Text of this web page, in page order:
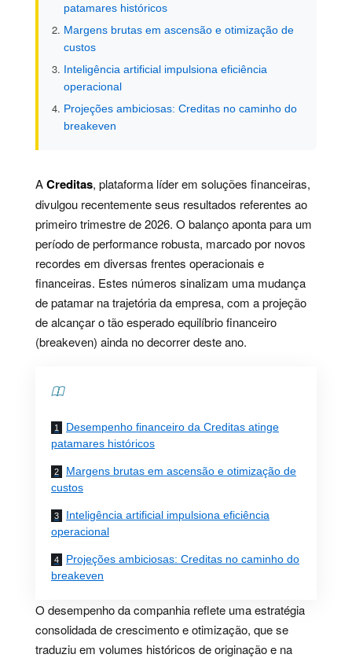
patamares históricos
Margens brutas em ascensão e otimização de
custos
Inteligência artificial impulsiona eficiência
operacional
Projeções ambiciosas: Creditas no caminho do
breakeven
ACreditas, plataforma líder em soluções financeiras,
divulgou recentemente seus resultados referentes ao
primeiro trimestre de 2026. O balanço aponta para um
período de performance robusta, marcado por novos
recordes em diversas frentes operacionais e
financeiras. Estes números sinalizam uma mudança
de patamar na trajetória da empresa, com a projeção
de alcançar o tão esperado equilíbrio financeiro
(breakeven) ainda no decorrer deste ano.
Desempenho financeiro da Creditas atinge
patamares históricos
Margens brutas em ascensão e otimização de
custos
Inteligência artificial impulsiona eficiência
operacional
Projeções ambiciosas: Creditas no caminho do
breakeven
O desempenho da companhia reflete uma estratégia
consolidada de crescimento e otimização, que se
traduziu em volumes históricos de originação e na